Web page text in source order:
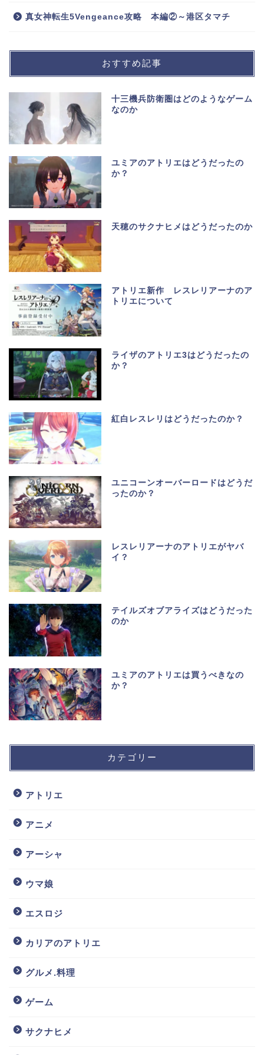
真女神転生5Vengeance攻略 本編②～港区タマチ
おすすめ記事
十三機兵防衛圏はどのようなゲーム
なのか
ユミアのアトリエはどうだったの
か？
天穂のサクナヒメはどうだったのか
アトリエ新作 レスレリアーナのア
トリエについて
ライザのアトリエ3はどうだったの
か？
紅白レスレリはどうだったのか？
ユニコーンオーバーロードはどうだ
ったのか？
レスレリアーナのアトリエがヤバ
イ？
テイルズオブアライズはどうだった
のか
ユミアのアトリエは買うべきなの
か？
カテゴリー
アトリエ
アニメ
アーシャ
ウマ娘
エスロジ
カリアのアトリエ
グルメ.料理
ゲーム
サクナヒメ